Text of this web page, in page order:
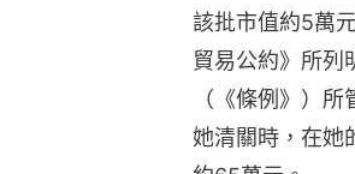
該批市值約5萬
貿易公約》所列
（《條例》）
她清關時，在她